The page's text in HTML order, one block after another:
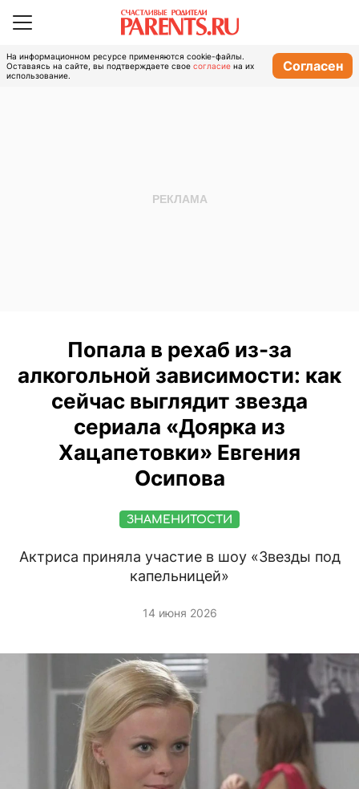
На информационном ресурсе применяются cookie-файлы.
Оставаясь на сайте, вы подтверждаете свое согласие на их
использование.
Согласен
Попала в рехаб из-за
алкогольной зависимости: как
сейчас выглядит звезда
сериала «Доярка из
Хацапетовки» Евгения
Осипова
ЗНАМЕНИТОСТИ
Актриса приняла участие в шоу «Звезды под
капельницей»
14 июня 2026